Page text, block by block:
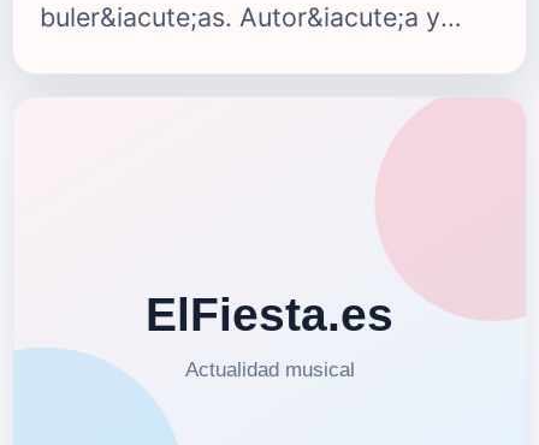
buler&iacute;as. Autor&iacute;a y
m&aacute;s temperamental. Un tema
creado con esmero y que despierta
pod&iacute;a ser de otro modo.
"Gloria a ti" es el primer tema que se
extrae del nuevo disco de Rosario
que ver&aacute; la luz muy pronto.
Puedes comprar "Gloria a Ti" en este